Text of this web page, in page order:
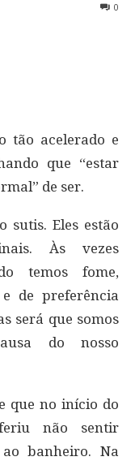
0
tão acelerado e
que “estar
de ser.
sutis. Eles estão
Às vezes
temos fome,
de preferência
será que somos
do nosso
que no início do
não sentir
banheiro. Na